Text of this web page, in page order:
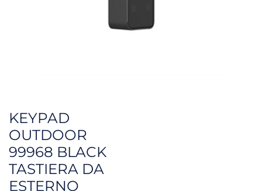
KEYPAD
OUTDOOR
99968 BLACK
TASTIERA DA
ESTERNO